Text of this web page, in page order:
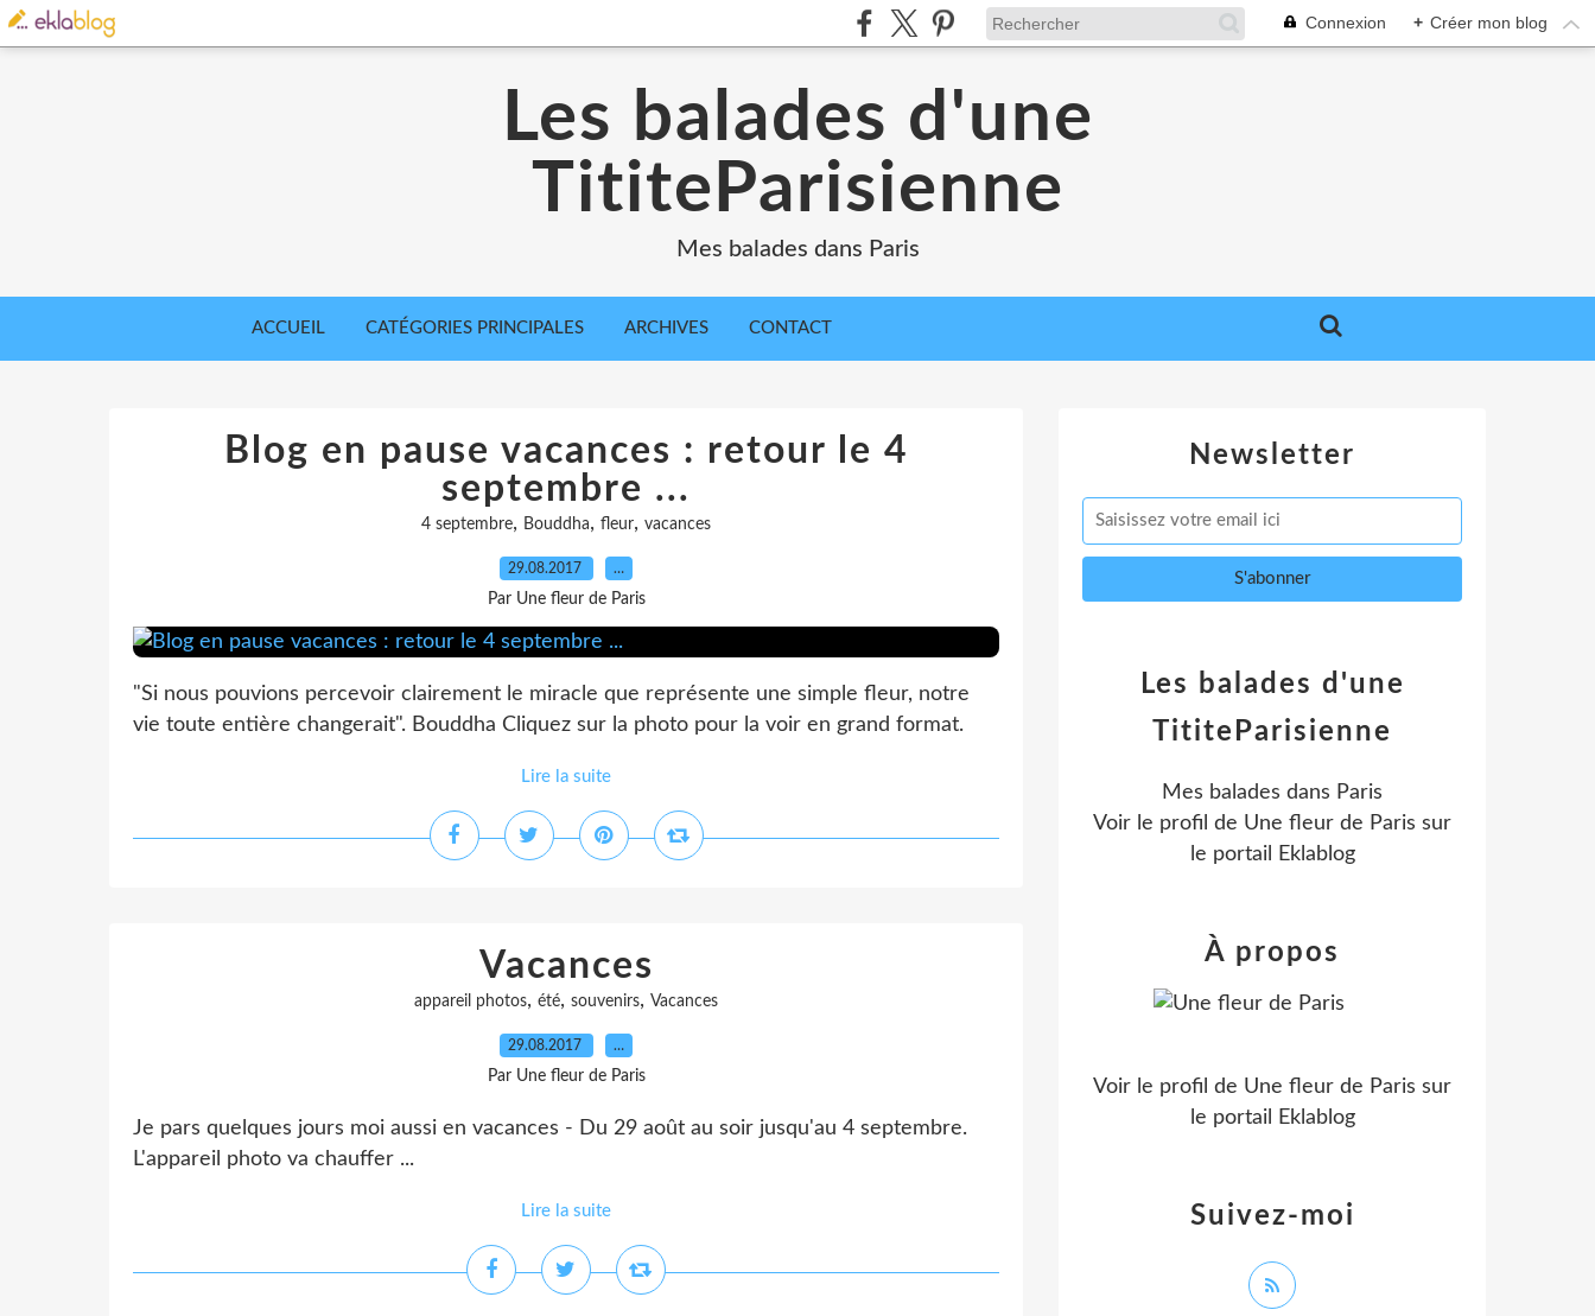
Connexion + Créer mon blog
Les balades d'une
TititeParisienne
Mes balades dans Paris
ACCUEIL CATÉGORIES PRINCIPALES ARCHIVES CONTACT
Blog en pause vacances : retour le 4
septembre ...
4 septembre, Bouddha, fleur, vacances
29.08.2017 …
Par Une fleur de Paris
"Si nous pouvions percevoir clairement le miracle que représente une simple fleur, notre
vie toute entière changerait". Bouddha Cliquez sur la photo pour la voir en grand format.
Lire la suite
Vacances
appareil photos, été, souvenirs, Vacances
29.08.2017 …
Par Une fleur de Paris
Je pars quelques jours moi aussi en vacances - Du 29 août au soir jusqu'au 4 septembre.
L'appareil photo va chauffer ...
Lire la suite
Newsletter
Les balades d'une
TititeParisienne
Mes balades dans Paris
Voir le profil de Une fleur de Paris sur
le portail Eklablog
Suivez-moi
À propos
Voir le profil de Une fleur de Paris sur
le portail Eklablog